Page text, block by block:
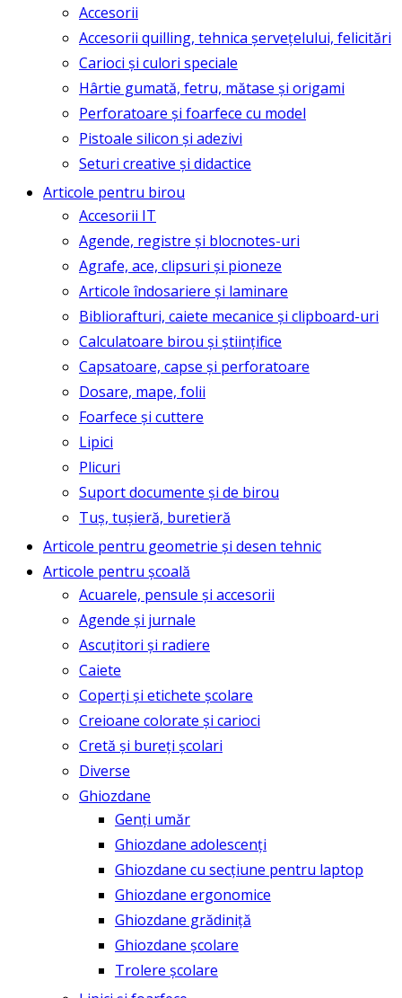
Accesorii
Accesorii quilling, tehnica șervețelului, felicitări
Carioci și culori speciale
Hârtie gumată, fetru, mătase și origami
Perforatoare și foarfece cu model
Pistoale silicon și adezivi
Seturi creative și didactice
Articole pentru birou
Accesorii IT
Agende, registre și blocnotes-uri
Agrafe, ace, clipsuri și pioneze
Articole îndosariere și laminare
Bibliorafturi, caiete mecanice și clipboard-uri
Calculatoare birou și științifice
Capsatoare, capse și perforatoare
Dosare, mape, folii
Foarfece și cuttere
Lipici
Plicuri
Suport documente și de birou
Tuș, tușieră, buretieră
Articole pentru geometrie și desen tehnic
Articole pentru școală
Acuarele, pensule și accesorii
Agende și jurnale
Ascuțitori și radiere
Caiete
Coperți și etichete școlare
Creioane colorate și carioci
Cretă și bureți școlari
Diverse
Ghiozdane
Genți umăr
Ghiozdane adolescenți
Ghiozdane cu secțiune pentru laptop
Ghiozdane ergonomice
Ghiozdane grădiniță
Ghiozdane școlare
Trolere școlare